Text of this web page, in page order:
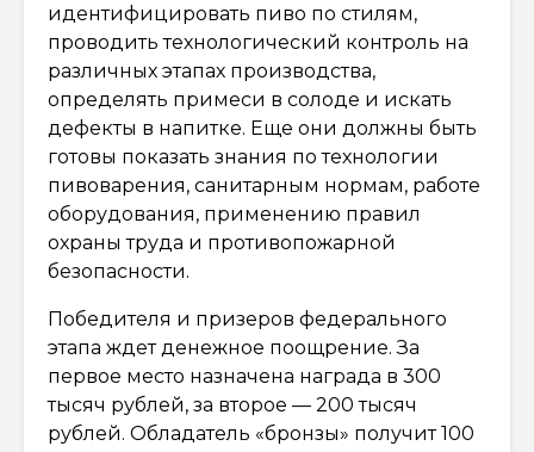
идентифицировать пиво по стилям,
проводить технологический контроль на
различных этапах производства,
определять примеси в солоде и искать
дефекты в напитке. Еще они должны быть
готовы показать знания по технологии
пивоварения, санитарным нормам, работе
оборудования, применению правил
охраны труда и противопожарной
безопасности.
Победителя и призеров федерального
этапа ждет денежное поощрение. За
первое место назначена награда в 300
тысяч рублей, за второе — 200 тысяч
рублей. Обладатель «бронзы» получит 100